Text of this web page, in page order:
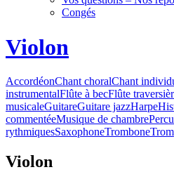
Congés
Violon
AccordéonChant choralChant
instrumentalFlûte à becFlûte
musicaleGuitareGuitare jazzHarpe
commentéeMusique de chambre
rythmiquesSaxophoneTrombone
Violon